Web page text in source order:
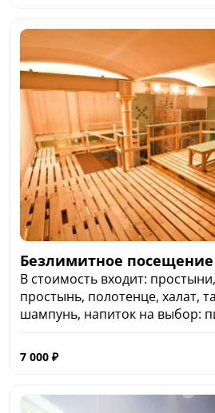
Безлимитное посещение
В стоимость входит:
простынь, полотенце, халат,
шампунь, напиток на выбор:
7 000 ₽